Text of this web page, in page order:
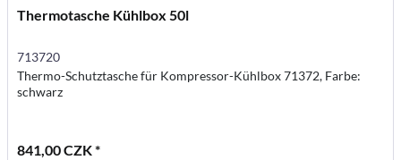
Thermotasche Kühlbox 50l
713720
Thermo-Schutztasche für Kompressor-Kühlbox 71372, Farbe:
schwarz
841,00 CZK *